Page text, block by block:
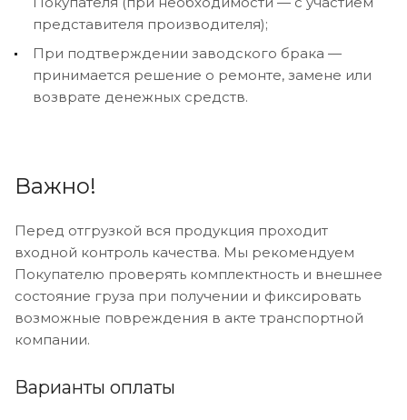
представителя производителя);
При подтверждении заводского брака —
принимается решение о ремонте, замене или
возврате денежных средств.
Важно!
Перед отгрузкой вся продукция проходит
входной контроль качества. Мы рекомендуем
Покупателю проверять комплектность и внешнее
состояние груза при получении и фиксировать
возможные повреждения в акте транспортной
компании.
Варианты оплаты